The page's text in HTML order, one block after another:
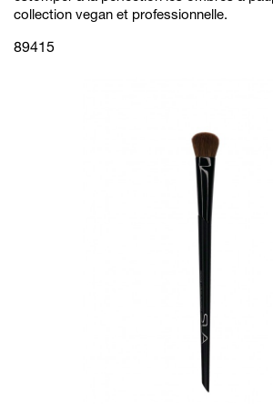
collection vegan et professionnelle.
89415